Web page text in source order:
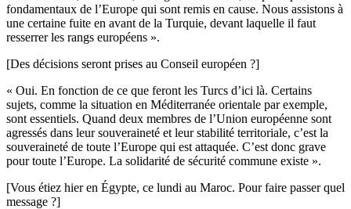
fondamentaux de l’Europe qui sont remis en cause. Nous assistons à
une certaine fuite en avant de la Turquie, devant laquelle il faut
resserrer les rangs européens ».
[Des décisions seront prises au Conseil européen ?]
« Oui. En fonction de ce que feront les Turcs d’ici là. Certains
sujets, comme la situation en Méditerranée orientale par exemple,
sont essentiels. Quand deux membres de l’Union européenne sont
agressés dans leur souveraineté et leur stabilité territoriale, c’est la
souveraineté de toute l’Europe qui est attaquée. C’est donc grave
pour toute l’Europe. La solidarité de sécurité commune existe ».
[Vous étiez hier en Égypte, ce lundi au Maroc. Pour faire passer quel
message ?]